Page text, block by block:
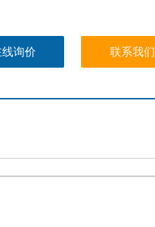
询价 联系我们